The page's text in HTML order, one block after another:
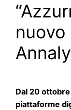
Annaly
Dal 20
piattaforme